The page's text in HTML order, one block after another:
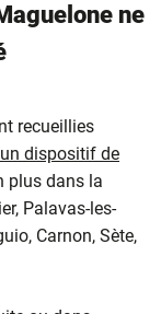
ne
recueillies
dispositif de
plus dans la
Palavas-les-
Carnon, Sète,